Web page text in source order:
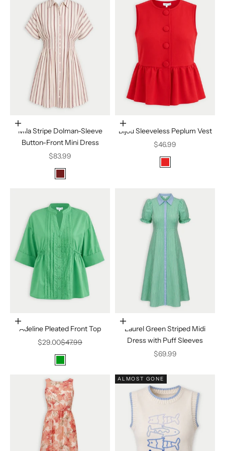
Elige opciones
Mila Stripe Dolman-Sleeve
Button-Front Mini Dress
Precio de oferta
$83.99
plum
Elige opciones
Bijou Sleeveless Peplum Vest
Precio de oferta
$46.99
Red
Elige opciones
Adeline Pleated Front Top
Precio de oferta
$29.00Precio normal
$47.99
Turf Green
Elige opciones
Laurel Green Striped Midi
Dress with Puff Sleeves
Precio de oferta
$69.99
ALMOST GONE